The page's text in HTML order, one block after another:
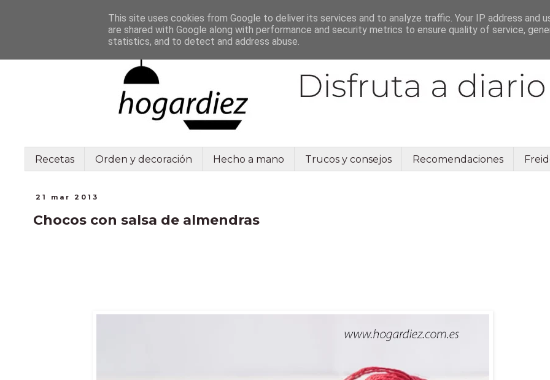
Recetas Orden y decoración Hecho a mano Trucos y consejos Recomendaciones
21 mar 2013
Chocos con salsa de almendras
This site uses cookies from Google to deliver its services and to analyze traffic. Your IP address and
are shared with Google along with performance and security metrics to ensure quality of service,
statistics, and to detect and address abuse.